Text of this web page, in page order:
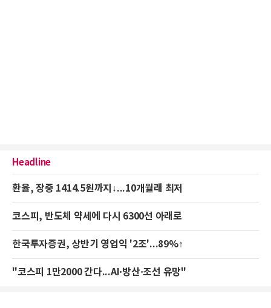
Headline
환율, 장중 1414.5원까지↓...10개월래 최저
코스피, 반도체 약세에 다시 6300선 아래로
한국투자증권, 상반기 영업익 '2조'...89%↑
"코스피 1만2000 간다...AI·방산·조선 유망"